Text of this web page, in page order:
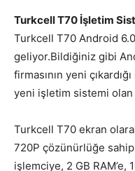
Turkcell T70 İşletim
Turkcell T70 Android
geliyor.Bildiğiniz gibi
firmasının yeni
yeni işletim sistemi
Turkcell T70 ekran
720P çözünürlüğe
işlemciye, 2 GB RAM’e,